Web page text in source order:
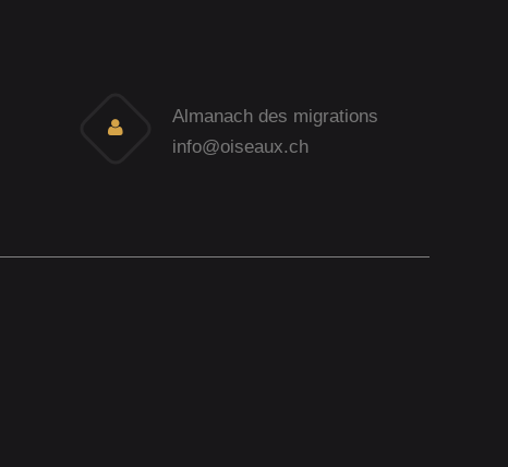
Almanach des migrations
info@oiseaux.ch